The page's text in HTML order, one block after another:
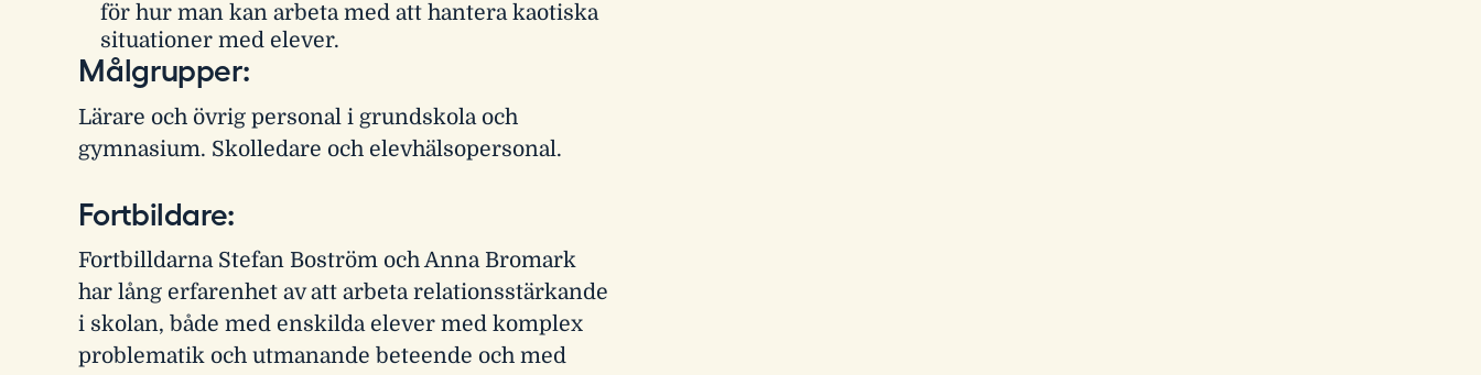
för hur man kan arbeta med att hantera kaotiska
situationer med elever.
Målgrupper:
Lärare och övrig personal i grundskola och
gymnasium. Skolledare och elevhälsopersonal.
Fortbildare:
Fortbilldarna Stefan Boström och Anna Bromark
har lång erfarenhet av att arbeta relationsstärkande
i skolan, både med enskilda elever med komplex
problematik och utmanande beteende och med